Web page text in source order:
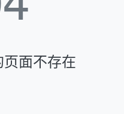
面不存在